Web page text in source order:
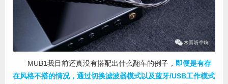
MUB1我目前还真没有搭配出什么翻车的例子， 即便是有存
在风格不搭的情况，通过切换滤波器模式以及蓝牙/USB工作模式